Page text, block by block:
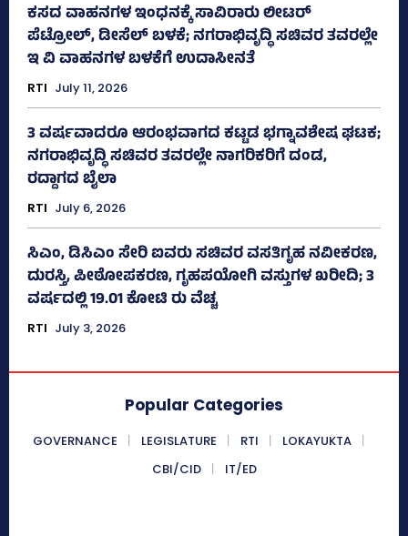
ಕಸದ ವಾಹನಗಳ ಇಂಧನಕ್ಕೆ ಸಾವಿರಾರು ಲೀಟರ್‌
ಪೆಟ್ರೋಲ್, ಡೀಸೆಲ್ ಬಳಕೆ; ನಗರಾಭಿವೃದ್ಧಿ ಸಚಿವರ ತವರಲ್ಲೇ
ಇ ವಿ ವಾಹನಗಳ ಬಳಕೆಗೆ ಉದಾಸೀನತೆ
RTI July 11, 2026
3 ವರ್ಷವಾದರೂ ಆರಂಭವಾಗದ ಕಟ್ಟಡ ಭಗ್ನಾವಶೇಷ ಘಟಕ;
ನಗರಾಭಿವೃದ್ಧಿ ಸಚಿವರ ತವರಲ್ಲೇ ನಾಗರಿಕರಿಗೆ ದಂಡ,
ರದ್ದಾಗದ ಬೈಲಾ
RTI July 6, 2026
ಸಿಎಂ, ಡಿಸಿಎಂ ಸೇರಿ ಐವರು ಸಚಿವರ ವಸತಿಗೃಹ ನವೀಕರಣ,
ದುರಸ್ತಿ, ಪೀಠೋಪಕರಣ, ಗೃಹಪಯೋಗಿ ವಸ್ತುಗಳ ಖರೀದಿ; 3
ವರ್ಷದಲ್ಲಿ 19.01 ಕೋಟಿ ರು ವೆಚ್ಚ
RTI July 3, 2026
Popular Categories
GOVERNANCE LEGISLATURE RTI
LOKAYUKTA
CBI/CID
IT/ED